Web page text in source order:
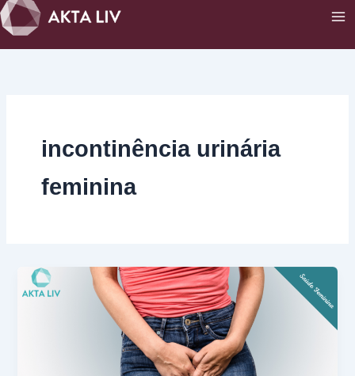
Ir
para
o
incontinência urinária
feminina